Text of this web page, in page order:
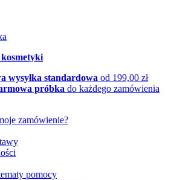
wysyłka standardowa od 199,00 zł
próbka do każdego zamówienia
zamówienie?
pomocy